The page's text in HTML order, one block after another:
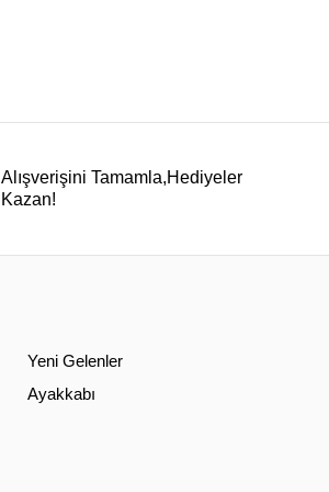
Alışverişini Tamamla,Hediyeler
Kazan!
Yeni Gelenler
Ayakkabı